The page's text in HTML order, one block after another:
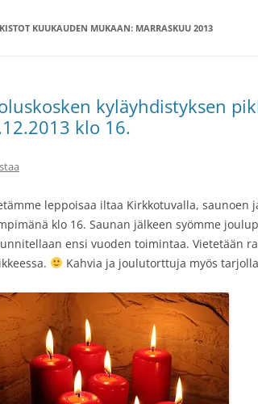
KUUKAUDEN MUKAAN: MARRASKUU 2013
kyläyhdistyksen
klo 16.
leppoisaa iltaa Kirkkotuvalla, saunoen
klo 16. Saunan jälkeen syömme
ensi vuoden toimintaa. Vietetään
Kahvia ja joulutorttuja myös